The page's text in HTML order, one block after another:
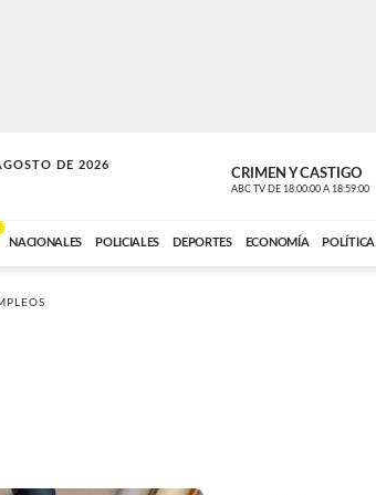
DE 2026
MÚSICA CRIMEN Y CASTIGO
ABC TV DE 18:00:00 A 18:59:00
NACIONALES POLICIALES DEPORTES ECONOMÍA POLÍTICA